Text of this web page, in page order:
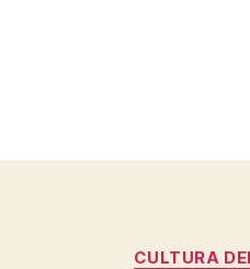
CULTURA